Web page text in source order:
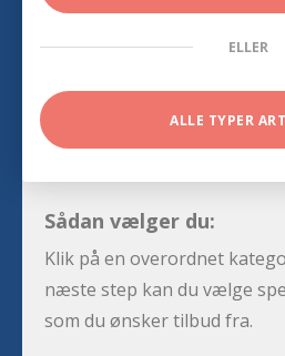
ELLER
ALLE TYPER
Sådan vælger du:
Klik på en overordnet
næste step kan du vælge
som du ønsker tilbud fra.